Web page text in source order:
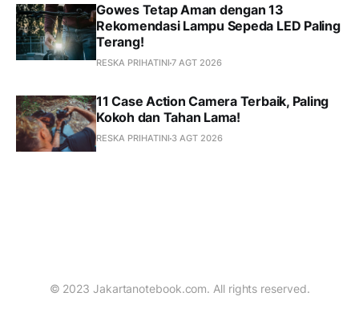
Gowes Tetap Aman dengan 13
Rekomendasi Lampu Sepeda LED Paling
Terang!
RESKA PRIHATINI 7 AGT 2026
11 Case Action Camera Terbaik, Paling
Kokoh dan Tahan Lama!
RESKA PRIHATINI 3 AGT 2026
© 2023 Jakartanotebook.com. All rights reserved.